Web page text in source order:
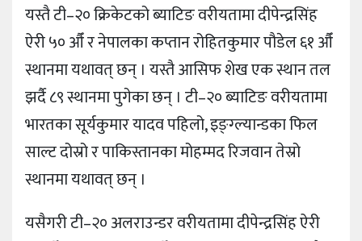
यस्तै टी–२० क्रिकेटको ब्याटिङ वरीयतामा दीपेन्द्रसिंह
ऐरी ५० औँ र नेपालका कप्तान रोहितकुमार पौडेल ६१ औँ
स्थानमा यथावत् छन् । यस्तै आसिफ शेख एक स्थान तल
झर्दै ८९ स्थानमा पुगेका छन् । टी–२० ब्याटिङ वरीयतामा
भारतका सूर्यकुमार यादव पहिलो, इङ्ग्ल्यान्डका फिल
साल्ट दोस्रो र पाकिस्तानका मोहम्मद रिजवान तेस्रो
स्थानमा यथावत् छन् ।
यसैगरी टी–२० अलराउन्डर वरीयतामा दीपेन्द्रसिंह ऐरी